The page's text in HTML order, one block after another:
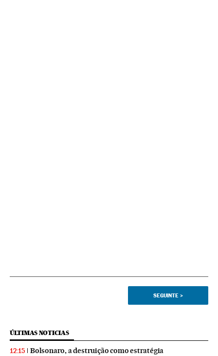
SEGUINTE >
ÚLTIMAS NOTICIAS
12:15 Bolsonaro, a destruição como estratégia